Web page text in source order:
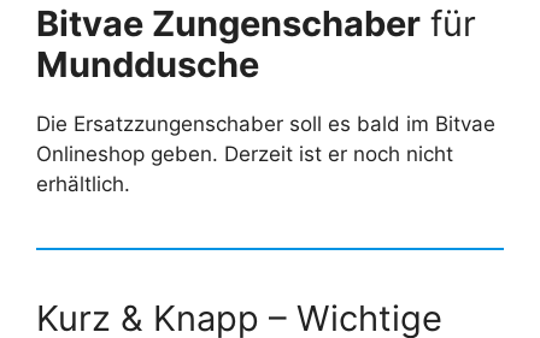
Bitvae Zungenschaber für
Munddusche
Die Ersatzzungenschaber soll es bald im Bitvae
Onlineshop geben. Derzeit ist er noch nicht
erhältlich.
Kurz & Knapp – Wichtige